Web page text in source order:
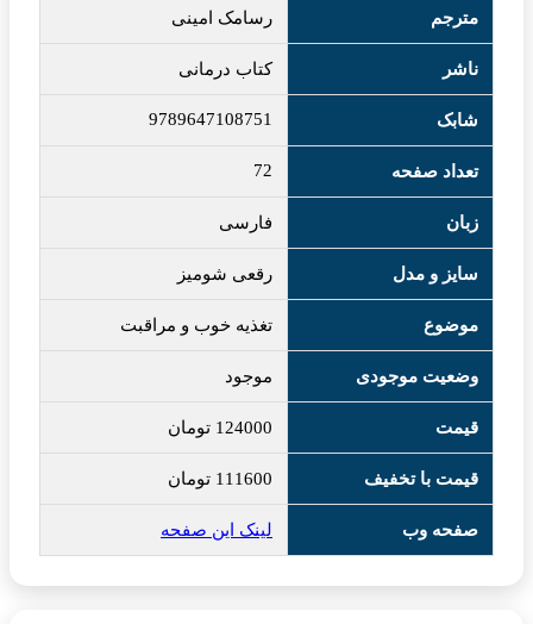
مترجم رسامک امینی
ناشر کتاب درمانی
شابک 9789647108751
تعداد صفحه 72
زبان فارسی
سایز و مدل رقعی شومیز
موضوع تغذیه خوب و مراقبت
وضعیت موجودی موجود
قیمت 124000 تومان
قیمت با تخفیف 111600 تومان
صفحه وب لینک این صفحه